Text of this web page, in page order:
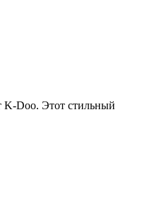
K-Doo. Этот стильный